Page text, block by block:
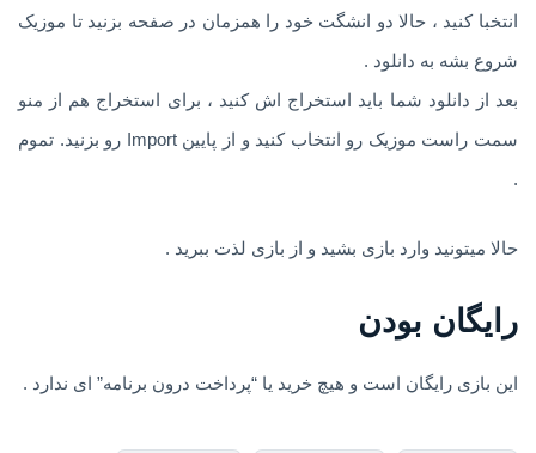
انتخبا کنید ، حالا دو انشگت خود را همزمان در صفحه بزنید تا موزیک
شروع بشه به دانلود .
بعد از دانلود شما باید استخراج اش کنید ، برای استخراج هم از منو
سمت راست موزیک رو انتخاب کنید و از پایین Import رو بزنید. تموم
.
حالا میتونید وارد بازی بشید و از بازی لذت ببرید .
رایگان بودن
این بازی رایگان است و هیچ خرید یا “پرداخت درون برنامه” ای ندارد .